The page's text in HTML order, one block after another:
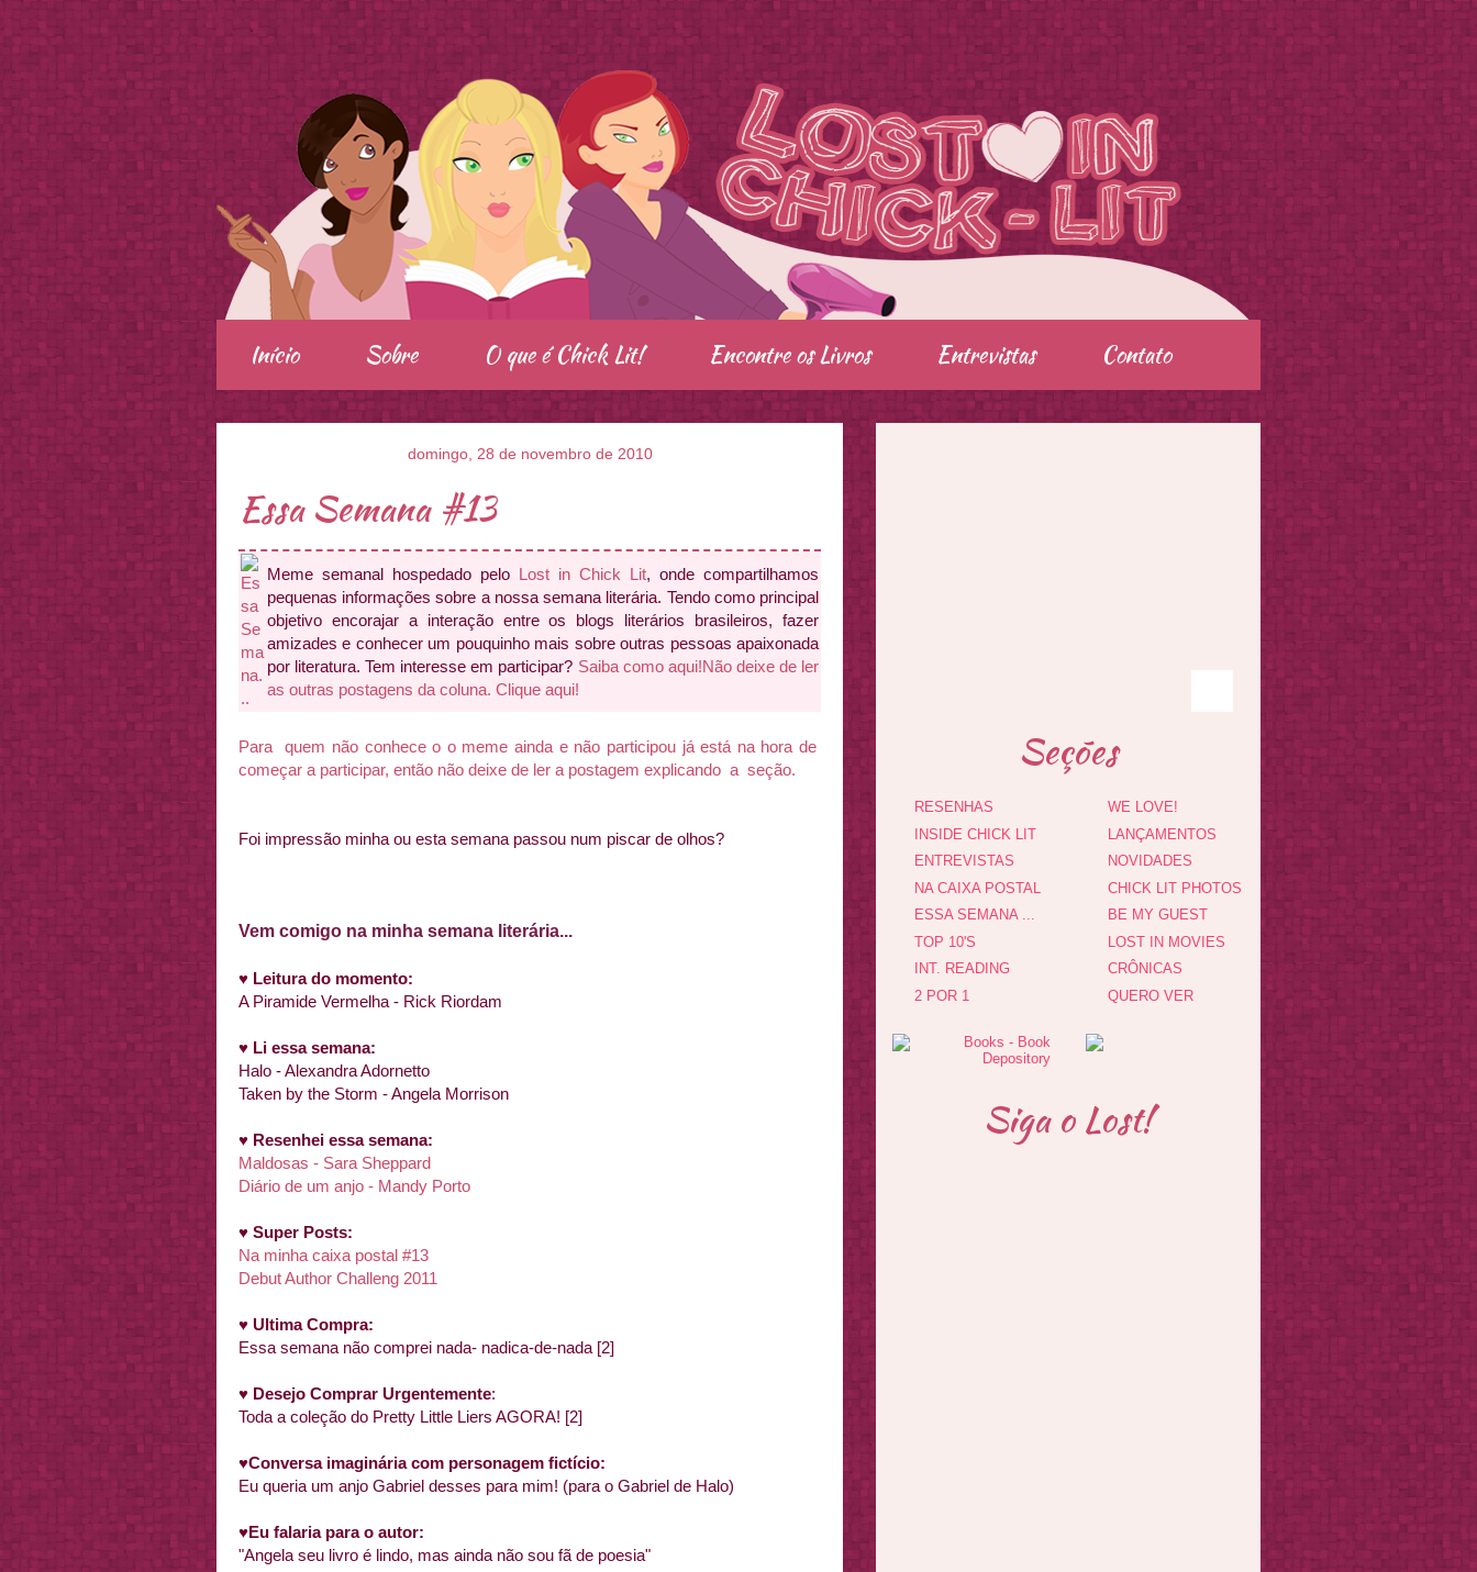
.
Início Sobre O que é Chick Lit! Encontre os Livros Entrevistas Contato
domingo, 28 de novembro de 2010
Essa Semana #13
Meme semanal hospedado pelo Lost in Chick Lit, onde compartilhamos
pequenas informações sobre a nossa semana literária. Tendo como principal
objetivo encorajar a interação entre os blogs literários brasileiros, fazer
amizades e conhecer um pouquinho mais sobre outras pessoas apaixonada
por literatura. Tem interesse em participar? Saiba como aqui!Não deixe de ler
as outras postagens da coluna. Clique aqui!
Para quem não conhece o o meme ainda e não participou já está na hora de
começar a participar, então não deixe de ler a postagem explicando a seção.
Foi impressão minha ou esta semana passou num piscar de olhos?
Vem comigo na minha semana literária...
♥ Leitura do momento:
A Piramide Vermelha - Rick Riordam
♥ Li essa semana:
Halo - Alexandra Adornetto
Taken by the Storm - Angela Morrison
♥ Resenhei essa semana:
Maldosas - Sara Sheppard
Diário de um anjo - Mandy Porto
♥ Super Posts:
Na minha caixa postal #13
Debut Author Challeng 2011
♥ Ultima Compra:
Essa semana não comprei nada- nadica-de-nada [2]
♥ Desejo Comprar Urgentemente:
Toda a coleção do Pretty Little Liers AGORA! [2]
♥Conversa imaginária com personagem fictício:
Eu queria um anjo Gabriel desses para mim! (para o Gabriel de Halo)
♥Eu falaria para o autor:
"Angela seu livro é lindo, mas ainda não sou fã de poesia"
Seções
RESENHAS
INSIDE CHICK LIT
ENTREVISTAS
NA CAIXA POSTAL
ESSA SEMANA ...
TOP 10'S
INT. READING
2 POR 1
WE LOVE!
LANÇAMENTOS
NOVIDADES
CHICK LIT PHOTOS
BE MY GUEST
LOST IN MOVIES
CRÔNICAS
QUERO VER
Siga o Lost!